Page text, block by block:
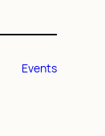
Events